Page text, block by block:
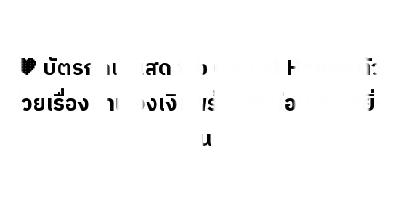
🧡 บัตรกดเงินสด ttb Global House ตัว
ช่วยเรื่องบ้าน วงเงินพร้อมใช้ ผ่อนสบายยิ่ง
ขึ้น